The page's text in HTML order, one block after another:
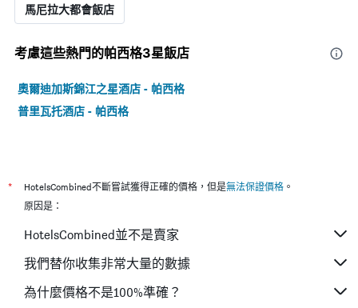
馬尼拉大都會飯店
考慮這些熱門的帕西格3星​飯店
奧爾迪加斯錦江之星酒店 - 帕西格
普里瓦托酒店 - 帕西格
* HotelsCombined不斷嘗試獲得正確的價格，但是無法保證價格 。
原因是：
HotelsCombined並不是賣家
我們替你收集非常大量的數據
為什麼價格不是100%準確？